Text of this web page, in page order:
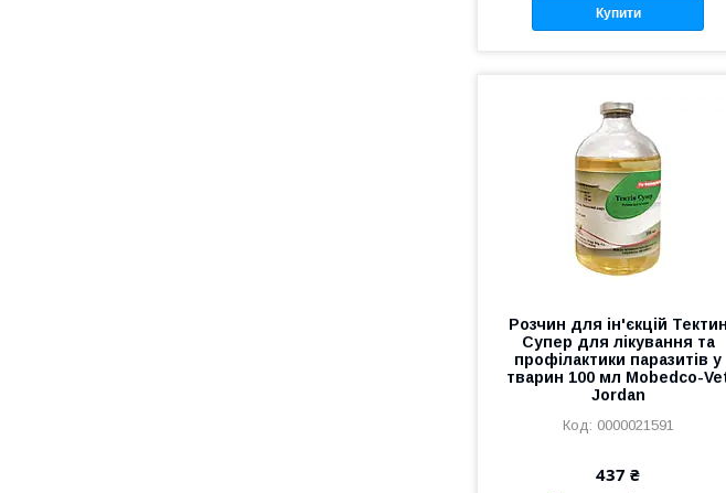
Купити
Розчин для ін'єкцій Тектин
Супер для лікування та
профілактики паразитів у
тварин 100 мл Mobedco-
Jordan
0000021591
437 ₴